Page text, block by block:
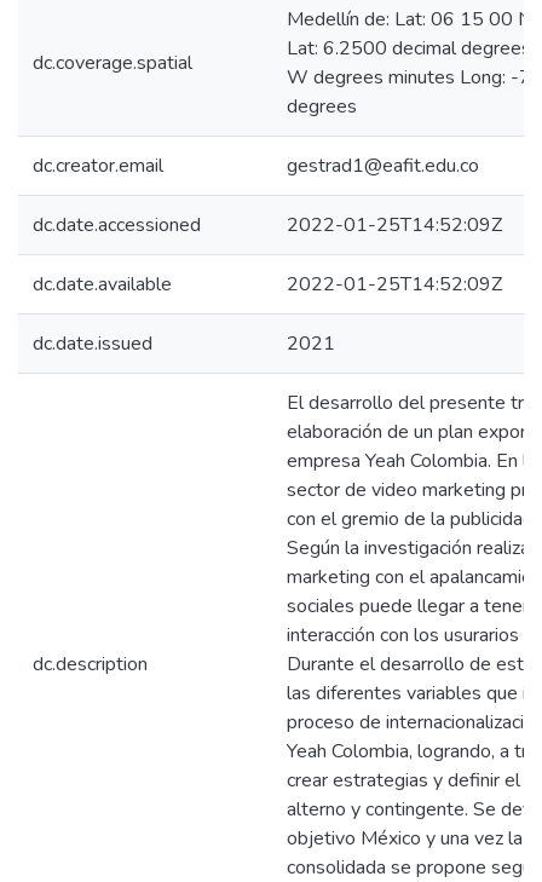
dc.coverage.spatial
Medellín de: Lat: 06 15 00 N
Lat: 6.2500 decimal
W degrees minutes Long: -
degrees
dc.creator.email gestrad1@eafit.edu.co
dc.date.accessioned 2022-01-25T14:52:09Z
dc.date.available 2022-01-25T14:52:09Z
dc.date.issued 2021
dc.description
El desarrollo del presente
elaboración de un plan
empresa Yeah Colombia. En
sector de video marketing
con el gremio de la
Según la investigación
marketing con el
sociales puede llegar a tener
interacción con los usurarios
Durante el desarrollo de este
las diferentes variables que
proceso de
Yeah Colombia, logrando, a
crear estrategias y definir el
alterno y contingente. Se
objetivo México y una vez la
consolidada se propone